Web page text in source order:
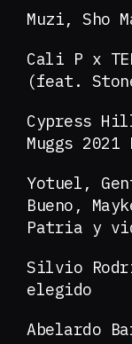
Muzi, Sho
Cali P x
(feat.
Cypress
Muggs 2021
Yotuel,
Bueno,
Patria y
Silvio
elegido
Abelardo